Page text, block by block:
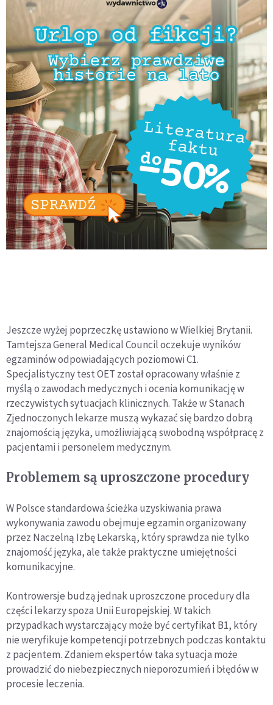
Jeszcze wyżej poprzeczkę ustawiono w Wielkiej Brytanii.
Tamtejsza General Medical Council oczekuje wyników
egzaminów odpowiadających poziomowi C1.
Specjalistyczny test OET został opracowany właśnie z
myślą o zawodach medycznych i ocenia komunikację w
rzeczywistych sytuacjach klinicznych. Także w Stanach
Zjednoczonych lekarze muszą wykazać się bardzo dobrą
znajomością języka, umożliwiającą swobodną współpracę z
pacjentami i personelem medycznym.
Problemem są uproszczone procedury
W Polsce standardowa ścieżka uzyskiwania prawa
wykonywania zawodu obejmuje egzamin organizowany
przez Naczelną Izbę Lekarską, który sprawdza nie tylko
znajomość języka, ale także praktyczne umiejętności
komunikacyjne.
Kontrowersje budzą jednak uproszczone procedury dla
części lekarzy spoza Unii Europejskiej. W takich
przypadkach wystarczający może być certyfikat B1, który
nie weryfikuje kompetencji potrzebnych podczas kontaktu
z pacjentem. Zdaniem ekspertów taka sytuacja może
prowadzić do niebezpiecznych nieporozumień i błędów w
procesie leczenia.